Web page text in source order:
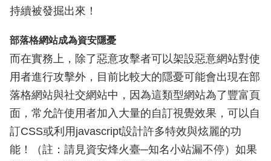
持續被發掘出來！
部落格網站成為資安隱憂
而在實務上，除了惡意攻擊者可以架設惡意網站對使
用者進行攻擊外，目前比較大的隱憂可能會出現在部
落格網站與社交網站中，因為這類型網站為了豐富頁
面，常允許使用者加入大量的自訂視覺效果，可以自
訂CSS或利用javascript設計許多特效與炫麗的功
能！（註：請見資安烽火臺─知名小站漏不停）如果